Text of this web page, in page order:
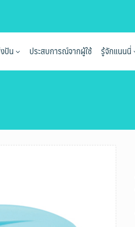
ปัน ประสบการณ์จากผู้ใช้ รู้จักแนนนี่